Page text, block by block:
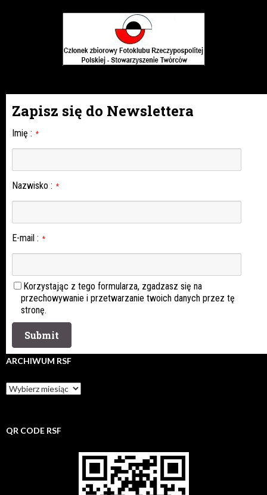
Zapisz się do Newslettera
Imię : *
Nazwisko : *
E-mail : *
Korzystając z tego formularza, zgadzasz się na
przechowywanie i przetwarzanie twoich danych przez tę
stronę.
ARCHIWUM RSF
Archiwum
rsf
QR CODE RSF